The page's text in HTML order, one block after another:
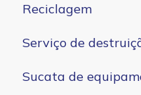
Reciclagem
Serviço de
Sucata de